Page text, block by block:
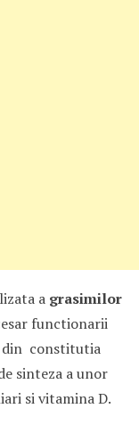
a grasimilor
functionarii
din constitutia
sinteza a unor
si vitamina D.